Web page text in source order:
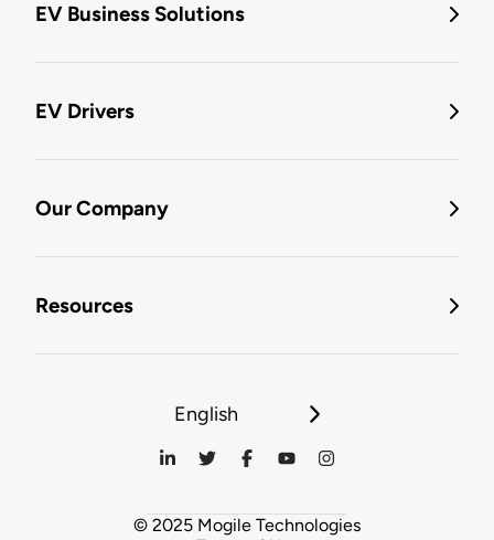
EV Business Solutions
EV Drivers
Our Company
Resources
English
© 2025 Mogile Technologies